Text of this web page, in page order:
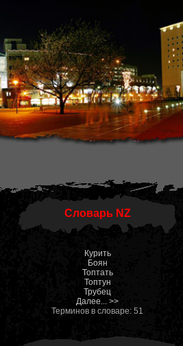
Словарь NZ
Курить
Боян
Топтать
Топтун
Трубец
Далее... >>
Терминов в словаре: 51